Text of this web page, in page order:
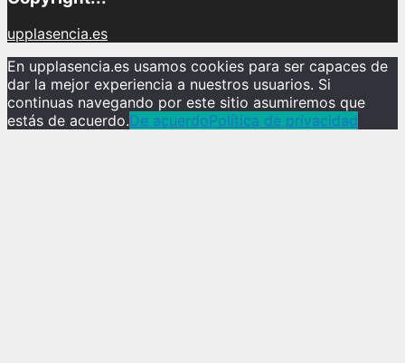
upplasencia.es
En upplasencia.es usamos cookies para ser capaces de
dar la mejor experiencia a nuestros usuarios. Si
continuas navegando por este sitio asumiremos que
estás de acuerdo.De acuerdoPolítica de privacidad